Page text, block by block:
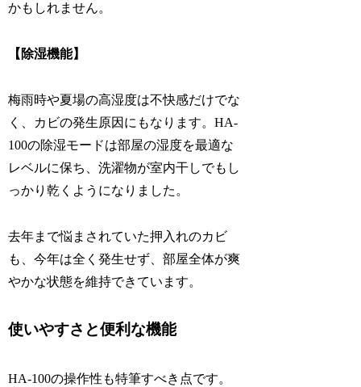
かもしれません。
【除湿機能】
梅雨時や夏場の高湿度は不快感だけでな
く、カビの発生原因にもなります。HA-
100の除湿モードは部屋の湿度を最適な
レベルに保ち、洗濯物が室内干しでもし
っかり乾くようになりました。
去年まで悩まされていた押入れのカビ
も、今年は全く発生せず、部屋全体が爽
やかな状態を維持できています。
使いやすさと便利な機能
HA-100の操作性も特筆すべき点です。